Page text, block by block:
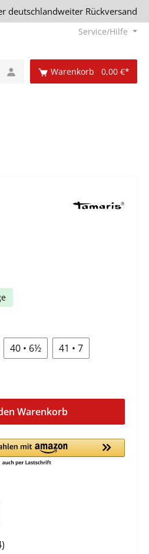
deutschlandweiter Rückversand
Service/Hilfe
Warenkorb 0,00 €*
40 • 6½
41 • 7
Warenkorb